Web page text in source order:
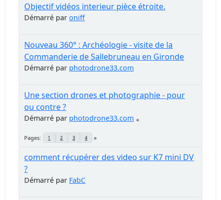
Objectif vidéos interieur pièce étroite.
Démarré paroniff
Nouveau 360° : Archéologie - visite de la
Commanderie de Sallebruneau en Gironde
Démarré par photodrone33.com
Une section drones et photographie - pour
ou contre ?
Démarré par photodrone33.com
Pages 1 2 3 4
comment récupérer des video sur K7 mini DV
?
Démarré par FabC